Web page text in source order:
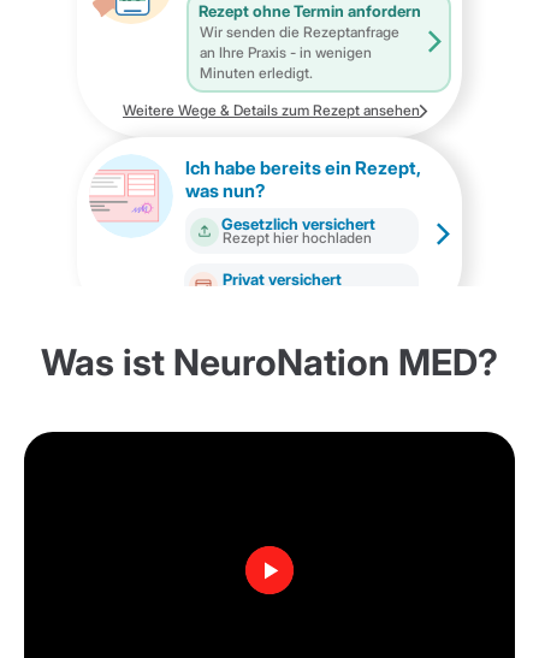
Weitere Wege & Details zum Rezept ansehen
Wir senden die Rezeptanfrage
an Ihre Praxis - in wenigen
Minuten erledigt.
Rezept ohne Termin anfordern
Ich habe bereits ein Rezept,
was nun?
Rezept hier hochladen
Gesetzlich versichert
Privat versichert
Wie aktiviere ich meinen
Was ist NeuroNation MED?